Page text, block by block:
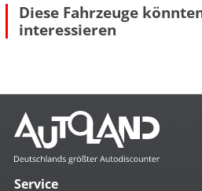
Mehr
Komfort
4- Zonen Klimaautomatik
4x el. Fensterheber
Diese Fahrzeuge
interessieren
Service